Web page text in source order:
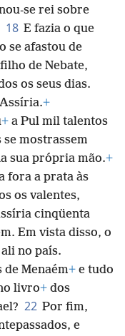
se rei sobre
18 E fazia o que
se afastou de
filho de Nebate,
os seus dias.
+
+ a Pul mil talentos
se mostrassem
sua própria mão.+
fora a prata às
os valentes,
cinqüenta
Em vista disso, o
no país.
Menaém+ e tudo
livro+ dos
22 Por fim,
e